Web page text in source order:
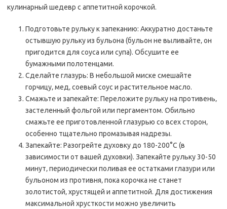
кулинарный шедевр с аппетитной корочкой.
Подготовьте рульку к запеканию: Аккуратно достаньте
остывшую рульку из бульона (бульон не выливайте‚ он
пригодится для соуса или супа). Обсушите ее
бумажными полотенцами.
Сделайте глазурь: В небольшой миске смешайте
горчицу‚ мед‚ соевый соус и растительное масло.
Смажьте и запекайте: Переложите рульку на противень‚
застеленный фольгой или пергаментом. Обильно
смажьте ее приготовленной глазурью со всех сторон‚
особенно тщательно промазывая надрезы.
Запекайте: Разогрейте духовку до 180-200°C (в
зависимости от вашей духовки). Запекайте рульку 30-50
минут‚ периодически поливая ее остатками глазури или
бульоном из противня‚ пока корочка не станет
золотистой‚ хрустящей и аппетитной. Для достижения
максимальной хрусткости можно увеличить